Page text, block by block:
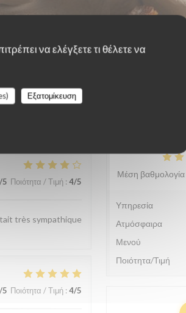
να ελέγξετε τι θέλετε να
Εξατομίκευση
/5 Ποιότητα / Τιμή : 4/5
très sympathique
/5 Ποιότητα / Τιμή :4/5
Μέση
Υπηρεσία
Ατμόσφαιρα
Μενού
Ποιότητα/Τιμή